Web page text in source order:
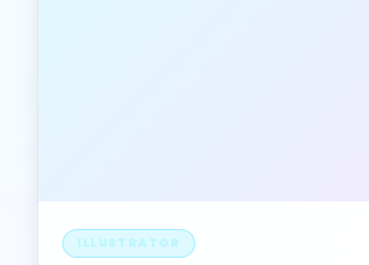
ILLUSTRATOR